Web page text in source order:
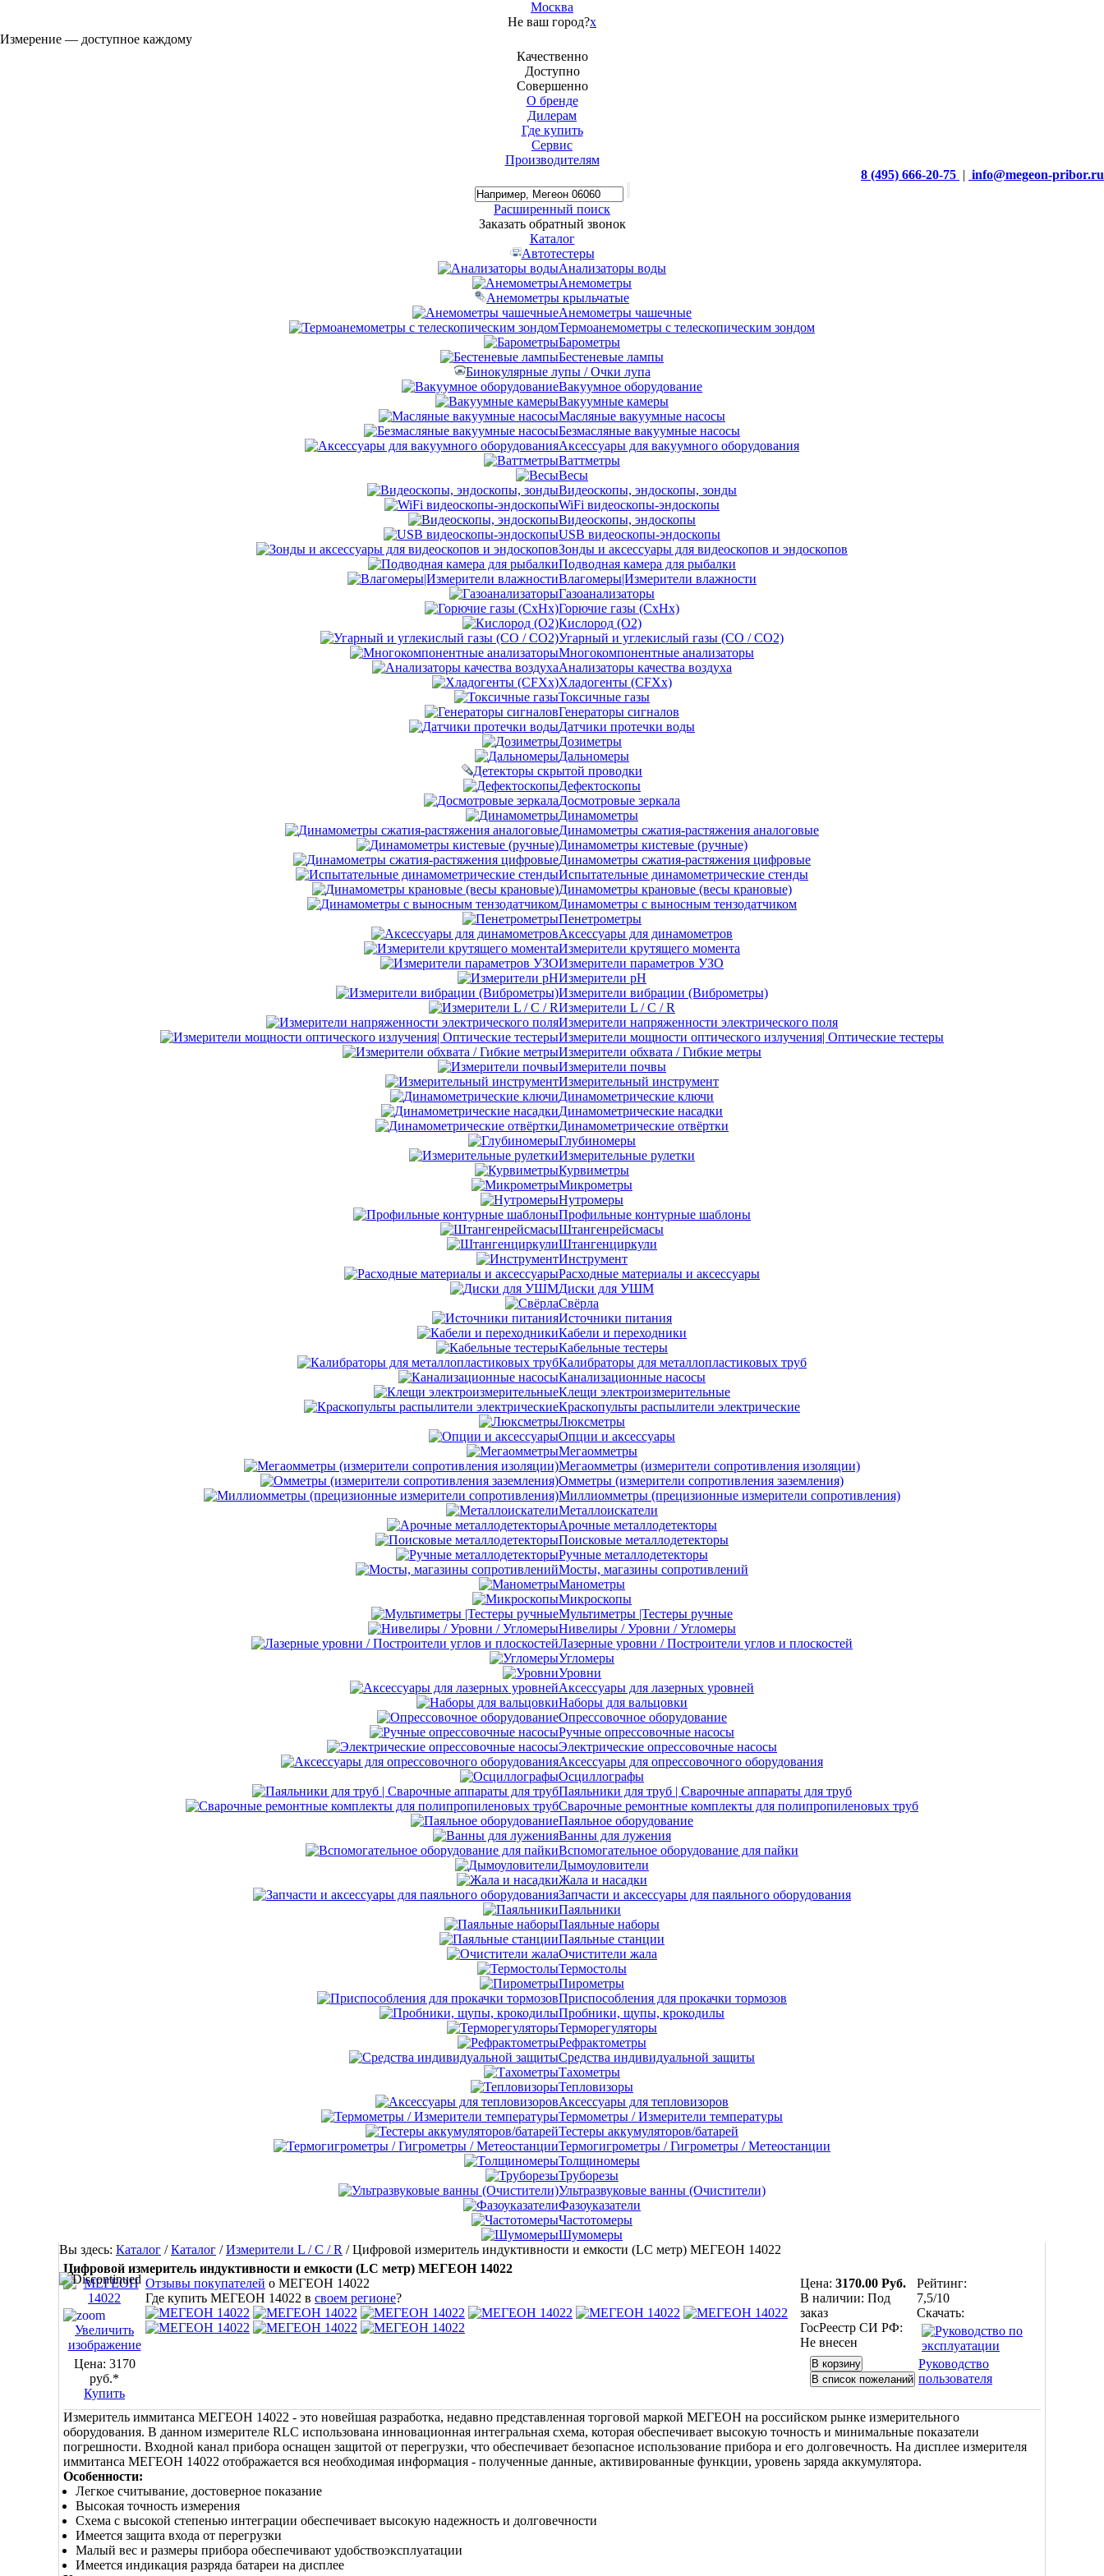
Москва
Не ваш город?x
Измерение — доступное каждому
Качественно
Доступно
Совершенно
О бренде
Дилерам
Где купить
Сервис
Производителям
8 (495) 666-20-75 | info@megeon-pribor.ru
Расширенный поиск
Заказать обратный звонок
Каталог
Автотестеры
Анализаторы воды
Анемометры
Анемометры крыльчатые
Анемометры чашечные
Термоанемометры с телескопическим зондом
Барометры
Бестеневые лампы
Бинокулярные лупы / Очки лупа
Вакуумное оборудование
Вакуумные камеры
Масляные вакуумные насосы
Безмасляные вакуумные насосы
Аксессуары для вакуумного оборудования
Ваттметры
Весы
Видеоскопы, эндоскопы, зонды
WiFi видеоскопы-эндоскопы
Видеоскопы, эндоскопы
USB видеоскопы-эндоскопы
Зонды и аксессуары для видеоскопов и эндоскопов
Подводная камера для рыбалки
Влагомеры|Измерители влажности
Газоанализаторы
Горючие газы (CxHx)
Кислород (O2)
Угарный и углекислый газы (CO / CO2)
Многокомпонентные анализаторы
Анализаторы качества воздуха
Хладогенты (CFXx)
Токсичные газы
Генераторы сигналов
Датчики протечки воды
Дозиметры
Дальномеры
Детекторы скрытой проводки
Дефектоскопы
Досмотровые зеркала
Динамометры
Динамометры сжатия-растяжения аналоговые
Динамометры кистевые (ручные)
Динамометры сжатия-растяжения цифровые
Испытательные динамометрические стенды
Динамометры крановые (весы крановые)
Динамометры с выносным тензодатчиком
Пенетрометры
Аксессуары для динамометров
Измерители крутящего момента
Измерители параметров УЗО
Измерители pH
Измерители вибрации (Виброметры)
Измерители L / C / R
Измерители напряженности электрического поля
Измерители мощности оптического излучения| Оптические тестеры
Измерители обхвата / Гибкие метры
Измерители почвы
Измерительный инструмент
Динамометрические ключи
Динамометрические насадки
Динамометрические отвёртки
Глубиномеры
Измерительные рулетки
Курвиметры
Микрометры
Нутромеры
Профильные контурные шаблоны
Штангенрейсмасы
Штангенциркули
Инструмент
Расходные материалы и аксессуары
Диски для УШМ
Свёрла
Источники питания
Кабели и переходники
Кабельные тестеры
Калибраторы для металлопластиковых труб
Канализационные насосы
Клещи электроизмерительные
Краскопульты распылители электрические
Люксметры
Опции и аксессуары
Мегаомметры
Мегаомметры (измерители сопротивления изоляции)
Омметры (измерители сопротивления заземления)
Миллиомметры (прецизионные измерители сопротивления)
Металлоискатели
Арочные металлодетекторы
Поисковые металлодетекторы
Ручные металлодетекторы
Мосты, магазины сопротивлений
Манометры
Микроскопы
Мультиметры |Тестеры ручные
Нивелиры / Уровни / Угломеры
Лазерные уровни / Построители углов и плоскостей
Угломеры
Уровни
Аксессуары для лазерных уровней
Наборы для вальцовки
Опрессовочное оборудование
Ручные опрессовочные насосы
Электрические опрессовочные насосы
Аксессуары для опрессовочного оборудования
Осциллографы
Паяльники для труб | Сварочные аппараты для труб
Сварочные ремонтные комплекты для полипропиленовых труб
Паяльное оборудование
Ванны для лужения
Вспомогательное оборудование для пайки
Дымоуловители
Жала и насадки
Запчасти и аксессуары для паяльного оборудования
Паяльники
Паяльные наборы
Паяльные станции
Очистители жала
Термостолы
Пирометры
Приспособления для прокачки тормозов
Пробники, щупы, крокодилы
Терморегуляторы
Рефрактометры
Средства индивидуальной защиты
Тахометры
Тепловизоры
Аксессуары для тепловизоров
Термометры / Измерители температуры
Тестеры аккумуляторов/батарей
Термогигрометры / Гигрометры / Метеостанции
Толщиномеры
Труборезы
Ультразвуковые ванны (Очистители)
Фазоуказатели
Частотомеры
Шумомеры
Вы здесь: Каталог /Каталог /Измерители L / C / R /Цифровой измеритель индуктивности и емкости (LC метр) МЕГЕОН 14022
Цифровой измеритель индуктивности и емкости (LC метр) МЕГЕОН 14022
Увеличить
изображение
Цена: 3170
руб.*
Купить
Отзывы покупателей о МЕГЕОН 14022
Где купить МЕГЕОН 14022 в своем регионе?
Цена: 3170.00 Руб.
В наличии: Под
заказ
ГосРеестр СИ РФ:
Не внесен
Рейтинг:
7,5/10
Скачать:
Руководство
пользователя
Измеритель иммитанса МЕГЕОН 14022 - это новейшая разработка, недавно представленная торговой маркой МЕГЕОН на российском рынке измерительного
оборудования. В данном измерителе RLC использована инновационная интегральная схема, которая обеспечивает высокую точность и минимальные показатели
погрешности. Входной канал прибора оснащен защитой от перегрузки, что обеспечивает безопасное использование прибора и его долговечность. На дисплее измерителя
иммитанса МЕГЕОН 14022 отображается вся необходимая информация - полученные данные, активированные функции, уровень заряда аккумулятора.
Особенности:
Легкое считывание, достоверное показание
Высокая точность измерения
Схема с высокой степенью интеграции обеспечивает высокую надежность и долговечности
Имеется защита входа от перегрузки
Малый вес и размеры прибора обеспечивают удобствоэксплуатации
Имеется индикация разряда батареи на дисплее